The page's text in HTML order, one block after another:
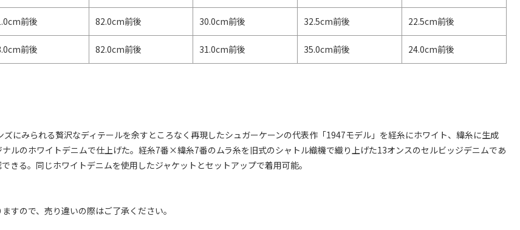
前後 82.0cm前後 30.0cm前後 32.5cm前後 22.5cm前後
前後 82.0cm前後 31.0cm前後 35.0cm前後 24.0cm前後
ズにみられる贅沢なディテールを余すところなく再現したシュガーケーンの代表作「1947モデル」を経糸にホワイト、緯糸に生成
ルのホワイトデニムで仕上げた。経糸7番×緯糸7番のムラ糸を旧式のシャトル織機で織り上げた13オンスのセルビッジデニムであ
きる。同じホワイトデニムを使用したジャケットとセットアップで着用可能。
すので、売り違いの際はご了承ください。